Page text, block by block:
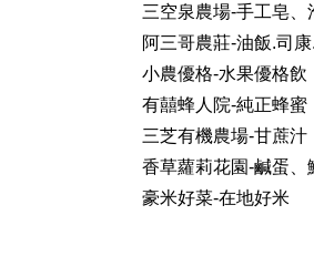
三空泉農場-手工皂、
阿三哥農莊-油飯.司
小農優格-水果優格飲
有囍蜂人院-純正蜂蜜
三芝有機農場-甘蔗汁
香草蘿莉花園-鹹蛋、
豪米好菜-在地好米